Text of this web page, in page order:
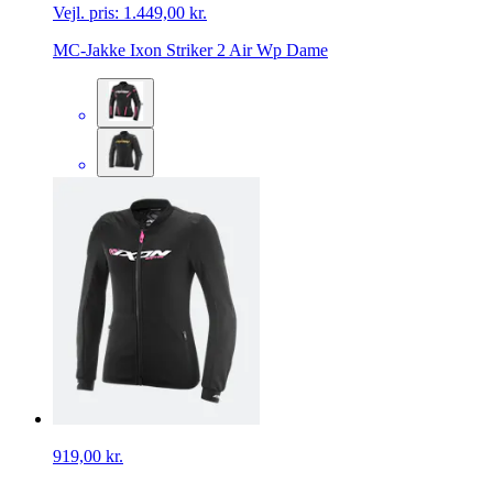
Vejl. pris: 1.449,00 kr.
MC-Jakke Ixon Striker 2 Air Wp Dame
919,00 kr.